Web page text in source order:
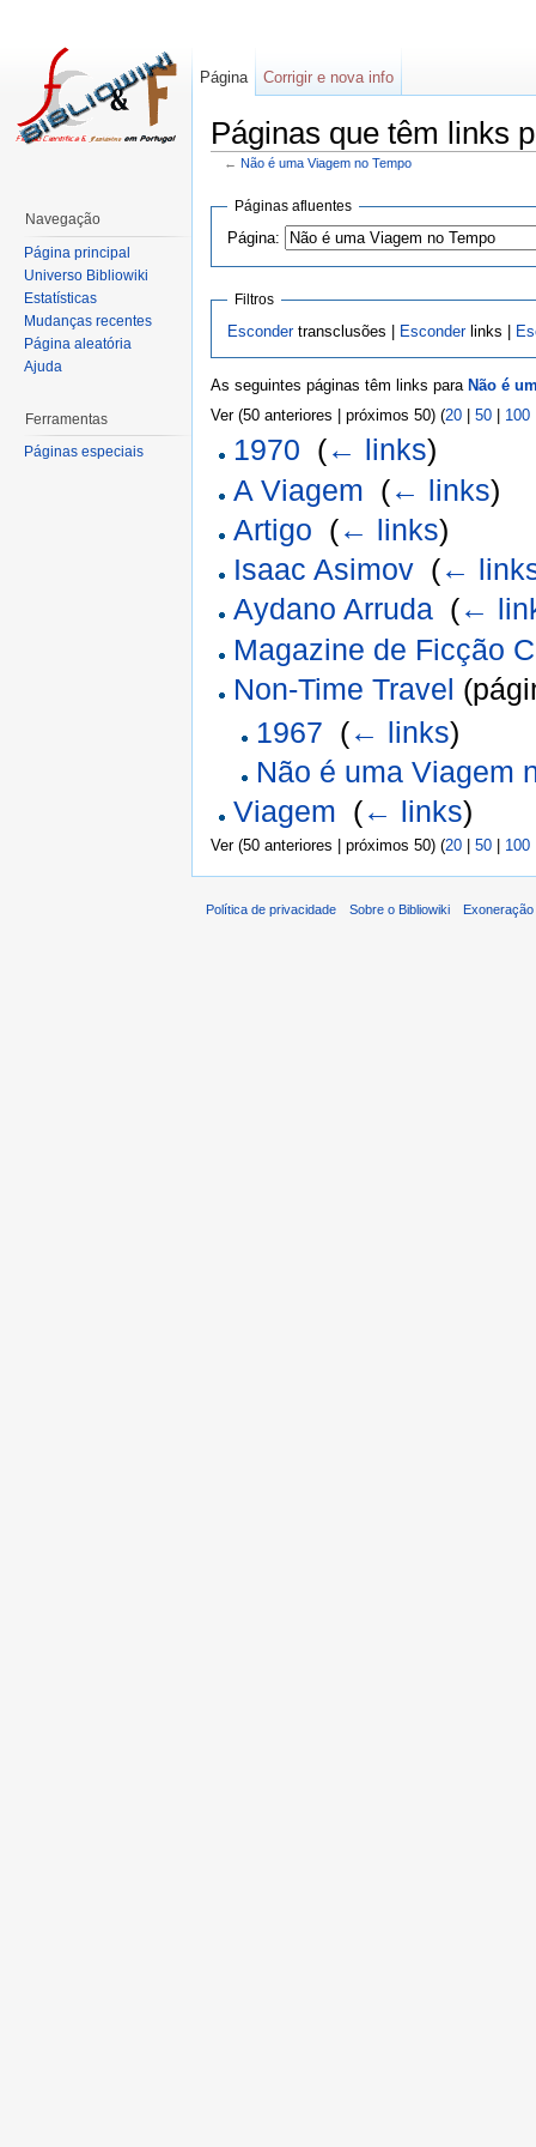
Páginas que têm links
← Não é uma Viagem no Tempo
Páginas afluentes
Página:
Filtros
Escondertransclusões | Esconderlinks |
As seguintes páginas têm links para Não é
Ver (50 anteriores | próximos 50) (20 50 100
1970 (← links)
A Viagem (← links)
Artigo (← links)
Isaac Asimov (←
Aydano Arruda (←
Magazine de Ficção
Non-Time Travel
1967 (← links)
Não é uma Viagem
Viagem (← links)
Ver (50 anteriores | próximos 50) (20 | 50 | 100
Página Corrigir e nova info
Navegação
Página principal
Universo Bibliowiki
Estatísticas
Mudanças recentes
Página aleatória
Ajuda
Ferramentas
Páginas especiais
Política de privacidade Sobre o Bibliowiki